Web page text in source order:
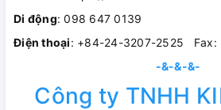
Di động: 098 647 0139
Điện thoại: +84-24-3207-2525 Fax:
-&-&-&-
Công ty TNHH